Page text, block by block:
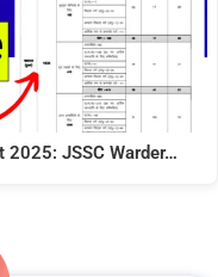
2025: JSSC Warder…